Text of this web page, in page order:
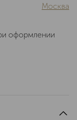
Москва
оформлении